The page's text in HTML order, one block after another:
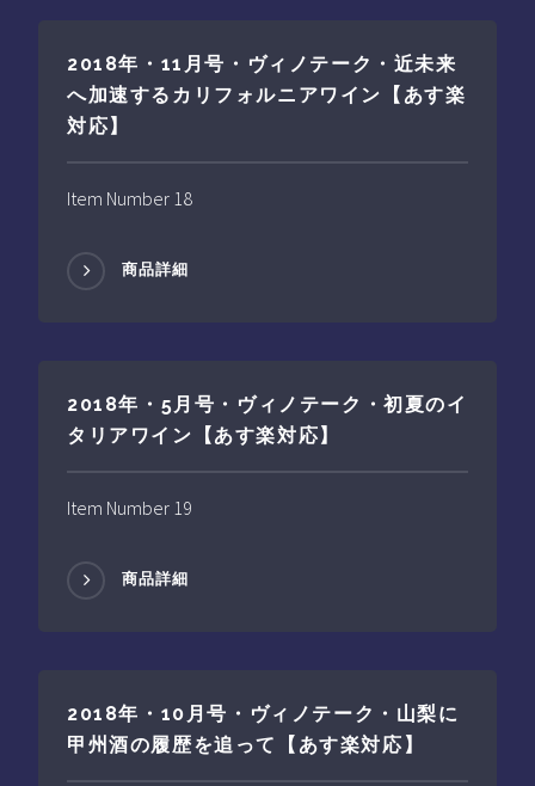
2018年・11月号・ヴィノテーク・近未来
へ加速するカリフォルニアワイン【あす楽
対応】
Item Number 18
商品詳細
2018年・5月号・ヴィノテーク・初夏のイ
タリアワイン【あす楽対応】
Item Number 19
商品詳細
2018年・10月号・ヴィノテーク・山梨に
甲州酒の履歴を追って【あす楽対応】